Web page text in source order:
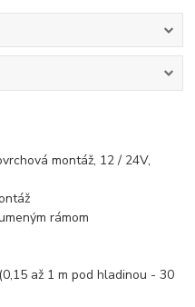
montáž, 12 / 24V,
rámom
až 1 m pod hladinou - 30